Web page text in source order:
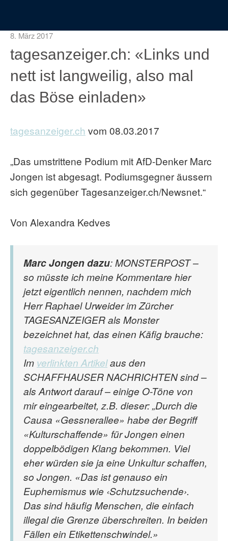
8. März 2017
tagesanzeiger.ch: «Links und
nett ist langweilig, also mal
das Böse einladen»
tagesanzeiger.ch vom 08.03.2017
„Das umstrittene Podium mit AfD-Denker Marc
Jongen ist abgesagt. Podiumsgegner äussern
sich gegenüber Tagesanzeiger.ch/Newsnet.“
Von Alexandra Kedves
Marc Jongen dazu: MONSTERPOST –
so müsste ich meine Kommentare hier
jetzt eigentlich nennen, nachdem mich
Herr Raphael Urweider im Zürcher
TAGESANZEIGER als Monster
bezeichnet hat, das einen Käfig brauche:
tagesanzeiger.ch
Im verlinkten Artikelaus den
SCHAFFHAUSER NACHRICHTEN sind –
als Antwort darauf – einige O-Töne von
mir eingearbeitet, z.B. dieser: „Durch die
Causa «Gessnerallee» habe der Begriff
«Kulturschaffende» für Jongen einen
doppelbödigen Klang bekommen. Viel
eher würden sie ja eine Unkultur schaffen,
so Jongen. «Das ist genauso ein
Euphemismus wie ‹Schutzsuchende›.
Das sind häufig Menschen, die einfach
illegal die Grenze überschreiten. In beiden
Fällen ein Etikettenschwindel.»